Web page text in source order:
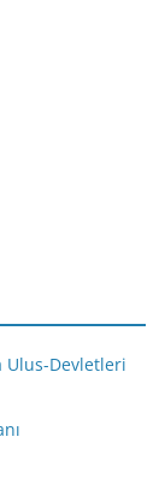
Ulus-Devletleri